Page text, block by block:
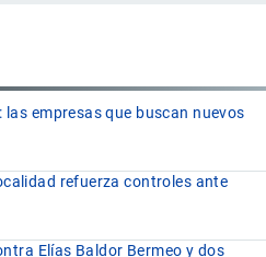
empresas que buscan nuevos
refuerza controles ante
Elías Baldor Bermeo y dos